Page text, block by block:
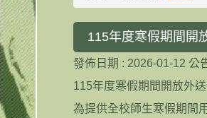
115年度寒假期間開
發佈日期 : 2026-01-12 公
115年度寒假期間開放外
為提供全校師生寒假期間